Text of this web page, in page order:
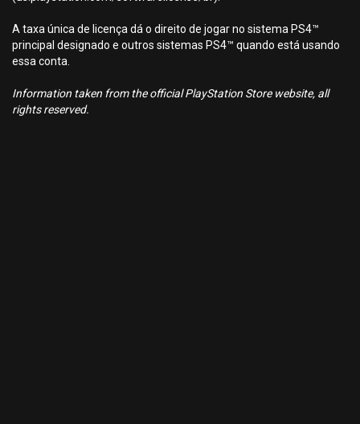
A taxa única de licença dá o direito de jogar no sistema PS4™
principal designado e outros sistemas PS4™ quando está usando
essa conta.
Information taken from the official PlayStation Store website, all
rights reserved.